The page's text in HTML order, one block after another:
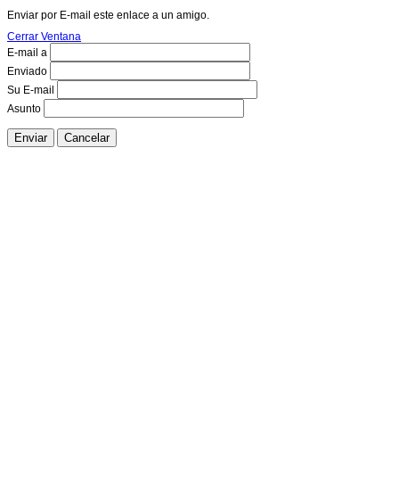
Enviar por E-mail este enlace a un amigo.
Cerrar Ventana
E-mail a
Enviado
Su E-mail
Asunto
Enviar Cancelar